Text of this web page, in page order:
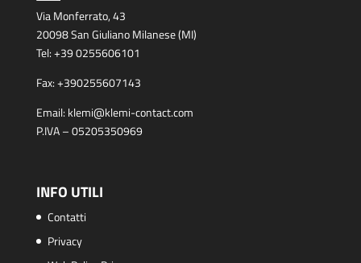
Via Monferrato, 43
20098 San Giuliano Milanese (MI)
Tel:+39 0255606101
Fax:+390255607143
Email: klemi@klemi-contact.com
P.IVA – 05205350969
INFO UTILI
Contatti
Privacy